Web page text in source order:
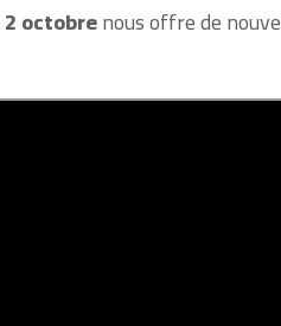
2 octobrenous offre de